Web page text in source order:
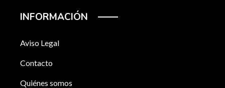
INFORMACIÓN
Aviso Legal
Contacto
Quiénes somos